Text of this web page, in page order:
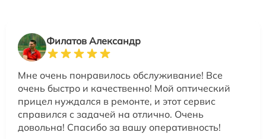
Филатов Александр
Мне очень понравилось обслуживание! Все
очень быстро и качественно! Мой оптический
прицел нуждался в ремонте, и этот сервис
справился с задачей на отлично. Очень
довольна! Спасибо за вашу оперативность!